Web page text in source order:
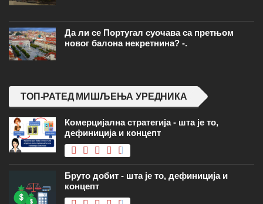
Да ли се Португал суочава са претњом
новог балона некретнина? -.
ТОП-РАТЕД МИШЉЕЊА УРЕДНИКА
Комерцијална стратегија - шта је то,
дефиниција и концепт
Бруто добит - шта је то, дефиниција и
концепт